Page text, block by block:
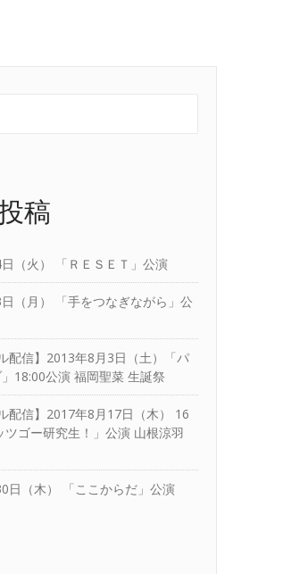
稿
（火） 「ＲＥＳＥＴ」公演
（月） 「手をつなぎながら」公
配信】2013年8月3日（土）「パ
18:00公演 福岡聖菜 生誕祭
配信】2017年8月17日（木） 16
ツゴー研究生！」公演 山根涼羽
日（木） 「ここからだ」公演